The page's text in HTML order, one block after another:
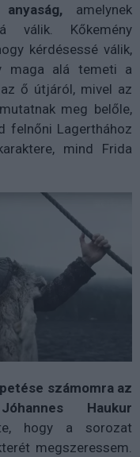
amelynek
válik. Kőkemény
kérdésessé válik,
maga alá temeti a
ő útjáról, mivel az
meg belőle,
felnőni Lagerthához
mind Frida
számomra az
Haukur
hogy a sorozat
megszeressem.